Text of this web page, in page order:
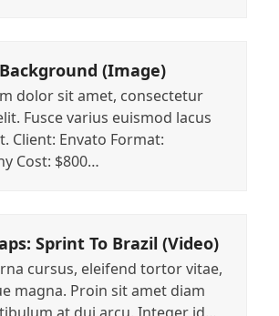
(Image)
dolor sit amet, consectetur
Fusce varius euismod lacus
Client: Envato Format:
Cost: $800…
Sprint To Brazil (Video)
cursus, eleifend tortor vitae,
magna. Proin sit amet diam